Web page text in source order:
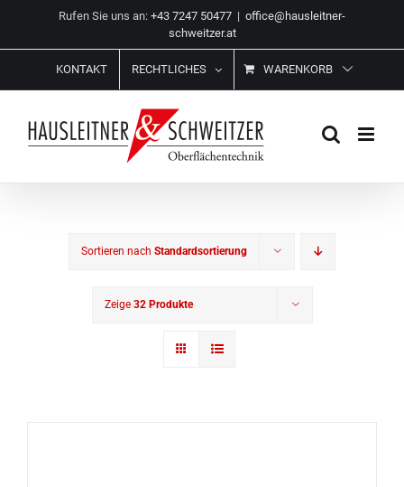
springen
Rufen Sie uns an: +43 7247 50477 | office@hausleitner-
schweitzer.at
KONTAKT RECHTLICHES WARENKORB
Sortieren nach Standardsortierung
Zeige 32 Produkte